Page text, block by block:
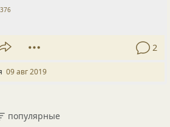
376
2
09 авг 2019
популярные